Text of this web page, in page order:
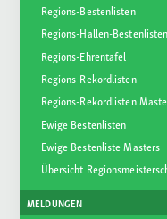
Regions-Bestenlisten
Regions-Hallen-Bestenlisten
Regions-Ehrentafel
Regions-Rekordlisten
Regions-Rekordlisten
Ewige Bestenlisten
Ewige Bestenliste Masters
Übersicht
MELDUNGEN